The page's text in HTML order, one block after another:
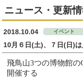
ニュース・更新
2018.10.04 イベント
10月６日(土)、７日(日)
飛鳥山3つの博物館
開催する